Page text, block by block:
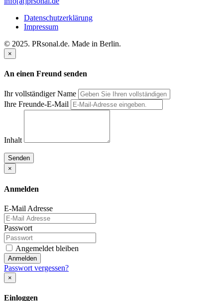
Datenschutzerklärung
Impressum
© 2025. PRsonal.de. Made in Berlin.
×
An einen Freund senden
Ihr vollständiger Name
Ihre Freunde-E-Mail
Inhalt
Senden
×
Anmelden
E-Mail Adresse
Passwort
Angemeldet bleiben
Anmelden
Passwort vergessen?
×
Einloggen